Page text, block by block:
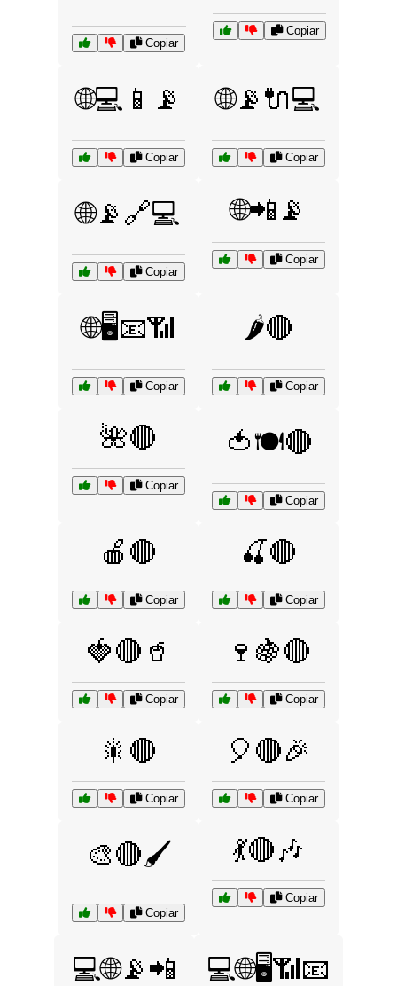
Copiar
Copiar
🌐💻📱📡
Copiar
🌐📡🔌💻
Copiar
🌐📡🔗💻
Copiar
🌐📲📡
Copiar
🌐🖥️📧📶
Copiar
🌶️🔴
Copiar
🌺🔴
Copiar
🍅🍽️🔴
Copiar
🍎🔴
Copiar
🍒🔴
Copiar
🍓🔴🥤
Copiar
🍷🍇🔴
Copiar
🎇🔴
Copiar
🎈🔴🎉
Copiar
🎨🔴🖌️
Copiar
💃🔴🎶
Copiar
💻🌐📡📲 💻🌐🖥️📶📧